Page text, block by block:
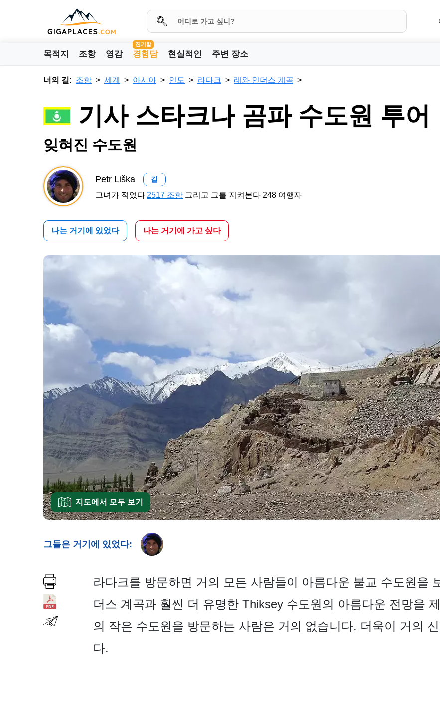
목적지 조항 영감
진기함
경험담 현실적인 주변 장소
너의 길: 조항 세계 아시아 인도 라다크 레와 인더스 계곡
기사 스타크나 곰파 수도원 투어
잊혀진 수도원
Petr Liška 길
그녀가 적었다 2517 조항 그리고 그를 지켜본다 248 여행자
나는 거기에 있었다 나는 거기에 가고 싶다
지도에서 모두 보기
그들은 거기에 있었다:
라다크를 방문하면 거의 모든 사람들이 아름다운 불교 수도원을
더스 계곡과 훨씬 더 유명한 Thiksey 수도원의 아름다운 전망을
의 작은 수도원을 방문하는 사람은 거의 없습니다. 더욱이 거의
다.